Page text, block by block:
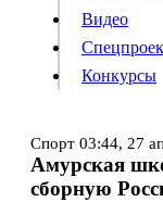
Конкурсы
Информация
Видео
Конкурсы
Спорт 03:44, 27
Амурская
сборную